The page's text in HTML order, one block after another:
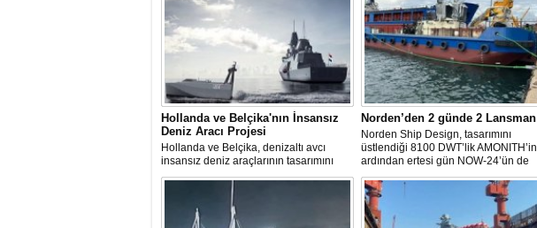
Hollanda ve Belçika'nın İnsansız
Deniz Aracı Projesi
Hollanda ve Belçika, denizaltı avcı
insansız deniz araçlarının tasarımını
başlattı. Proje, 2 ülkenin deniz
kuvvetlerinin gelecekteki denizaltı karşıtı
yeteneklerini desteklemeyi amaçlıyor.
Norden’den 2 günde 2 Lansman
Norden Ship Design, tasarımını
üstlendiği 8100 DWT’lik AMONITH’in
ardından ertesi gün NOW-24’ün de
denize kavuşmasını kutladı.